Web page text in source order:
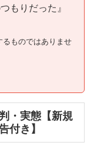
もりだった』
ものではありませ
・実態【新規
付き】